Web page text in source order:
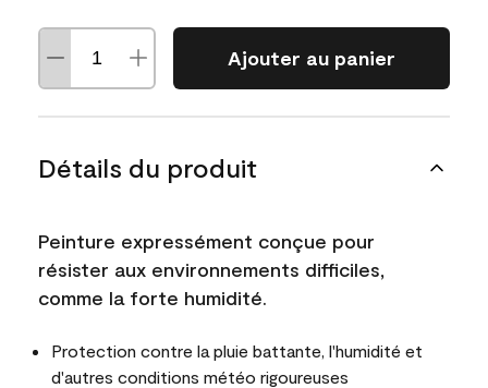
Ajouter au panier
Détails du produit
Peinture expressément conçue pour
résister aux environnements difficiles,
comme la forte humidité.
Protection contre la pluie battante, l'humidité et
d'autres conditions météo rigoureuses